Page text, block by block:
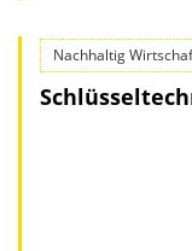
Nachhaltig